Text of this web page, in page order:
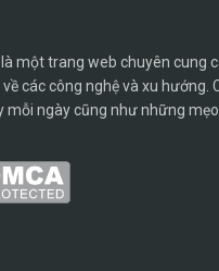
là một trang web chuyên cung
các công nghệ và xu hướng.
mỗi ngày cũng như những